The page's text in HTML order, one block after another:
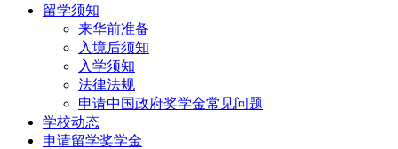
留学须知
来华前准备
入境后须知
入学须知
法律法规
申请中国政府奖学金常见问题
学校动态
申请留学奖学金